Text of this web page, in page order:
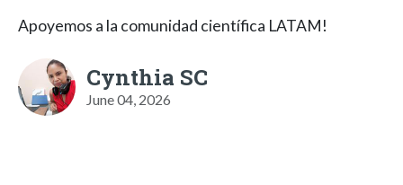
Apoyemos a la comunidad científica LATAM!
Cynthia SC
June 04, 2026